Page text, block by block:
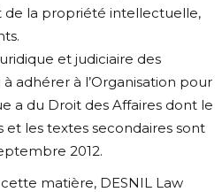
de la propriété intellectuelle,
et judiciaire des
à adhérer à l’Organisation pour
a du Droit des Affaires dont le
et les textes secondaires sont
2012.
matière, DESNIL Law